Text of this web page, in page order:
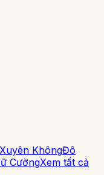
Xuyên KhôngĐô
CườngXem tất cả